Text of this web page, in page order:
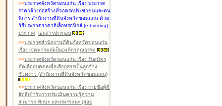
>>ประกาศจังหวัดขอนแก่น เรื่อง ประกวด
ราคาจ้างก่อสร้างที่จอดรถประชาชนและคน
พิการ สำนักงานที่ดินจังหวัดขอนแก่น ด้วย
วิธีประกวดราคาอิเล็กทรอนิกส์ (e-bidding)
ประกาศ, เอกสารประกอบ
>>ประกาศสำนักงานที่ดินจังหวัดขอนแก่น
เรื่อง เจตนารมณ์เป็นองค์กรคุณธรรม
>>ประกาศจังหวัดขอนแก่น เรื่อง รับสมัคร
คัดเลือกบุคคลเพื่อเลือกสรรเป็นลูกจ้าง
ชั่วคราว (สำนักงานที่ดินจังหวัดขอนแก่น)
>>ประกาศจังหวัดขอนแก่น เรื่อง รายชื่อผู้มี
สิทธิเข้ารับการประเมินความรู้ความ
สามารถ ทักษะ และสมรรถนะ (สอบ